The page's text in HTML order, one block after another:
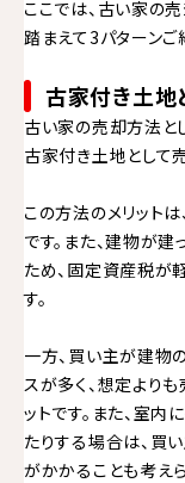
ここでは、古い家の
踏まえて3パターンご
古家付き土地
古い家の売却方法と
古家付き土地として
この方法のメリット
です。また、建物が
ため、固定資産税が
す。
一方、買い主が建物
スが多く、想定より
ットです。また、室
たりする場合は、買
がかかることも考え